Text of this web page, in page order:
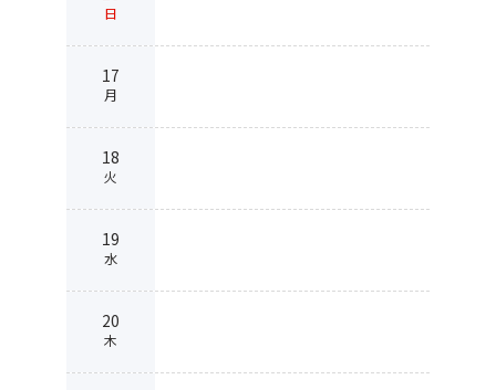
日
17
月
18
火
19
水
20
木